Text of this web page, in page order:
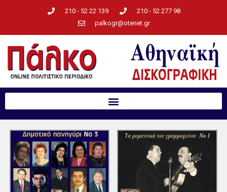
210 - 52 22 139
210 - 52 277 98
palkogr@otenet.gr